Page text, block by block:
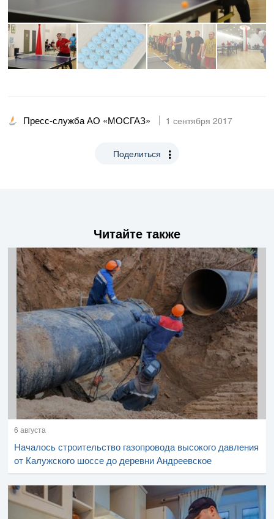
Пресс-служба АО «МОСГАЗ» 1 сентября 2017
Поделиться
Читайте также
6 августа
Началось строительство газопровода высокого давления
от Калужского шоссе до деревни Андреевское